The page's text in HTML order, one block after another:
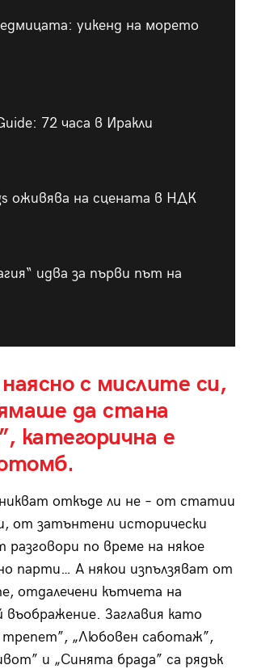
уикенд на морето
72 часа в Иракли
оживява на сцената в НДК
идва за първи път на
наясно с мислите си,
да стана
категорична е
откъде ли не – от статии
от затънтени исторически
по време на някое
парти… А някои изпълзяват от
отдалечени кътчета на
въображение. Заглавия като
трепет”, „Любовен саботаж”,
и „Синята брада” са рядък